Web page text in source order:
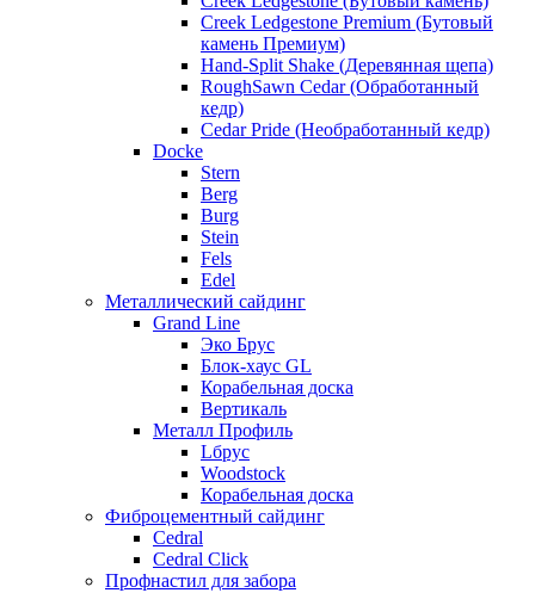
Creek Ledgestone Premium (Бутовый
камень Премиум)
Hand-Split Shake (Деревянная щепа)
RoughSawn Cedar (Обработанный
кедр)
Cedar Pride (Необработанный кедр)
Docke
Stern
Berg
Burg
Stein
Fels
Edel
Металлический сайдинг
Grand Line
Эко Брус
Блок-хаус GL
Корабельная доска
Вертикаль
Металл Профиль
Lбрус
Woodstock
Корабельная доска
Фиброцементный сайдинг
Cedral
Cedral Click
Профнастил для забора